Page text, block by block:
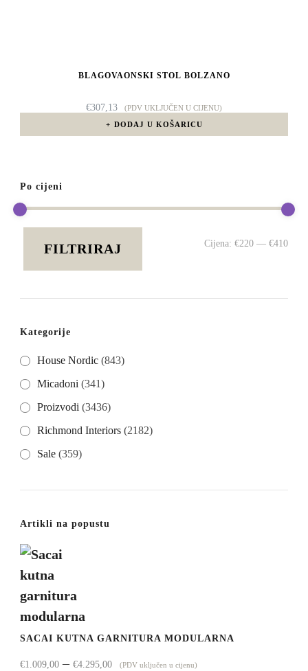
BLAGOVAONSKI STOL BOLZANO
€307,13
(PDV UKLJUČEN U CIJENU)
DODAJ U KOŠARICU
Po cijeni
Min
FILTRIRAJ Cijena: €220 — €410
Kategorije
House Nordic (843)
Micadoni (341)
Proizvodi (3436)
Richmond Interiors (2182)
Sale (359)
Artikli na popustu
SACAI KUTNA GARNITURA MODULARNA
€1.009,00 – €4.295,00Raspon
(PDV uključen u cijenu)